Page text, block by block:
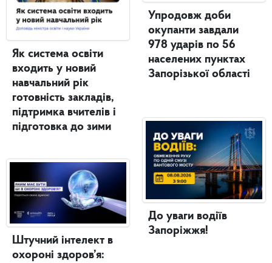
Як система освіти
входить у новий
навчальний рік
готовність закладів,
підтримка вчителів і
підготовка до зими
Штучний інтелект в
охороні здоров’я:
Упродовж доби
окупанти завдали
978 ударів по 56
населених пунктах
Запорізької області
До уваги водіїв
Запоріжжя!